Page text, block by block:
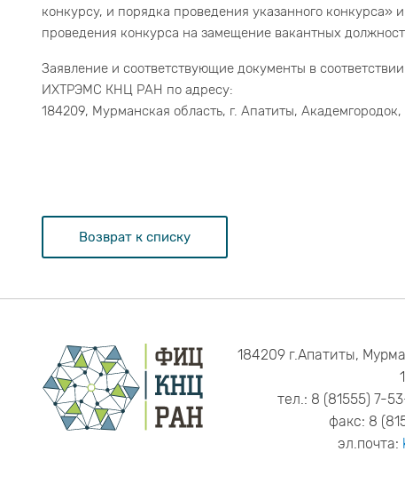
конкурсу, и порядка проведения указанного
проведения конкурса на замещение вакантных
Заявление и соответствующие документы в
ИХТРЭМС КНЦ РАН по адресу:
184209, Мурманская область, г. Апатиты,
Возврат к списку
184209 г.Апатиты,
тел.: 8 (81555) 7-
факс: 8
эл.почта: